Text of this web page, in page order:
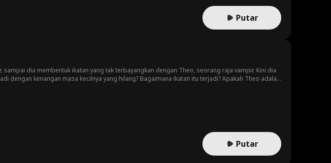
Putar
dia membentuk ikatan yang tak terbayangkan dengan Theo, seorang raja vampir. Kini dia
dengan kenangan masa kecilnya yang hilang? Bagaimana ikatan itu terjadi? Apakah Theo adalah
Putar